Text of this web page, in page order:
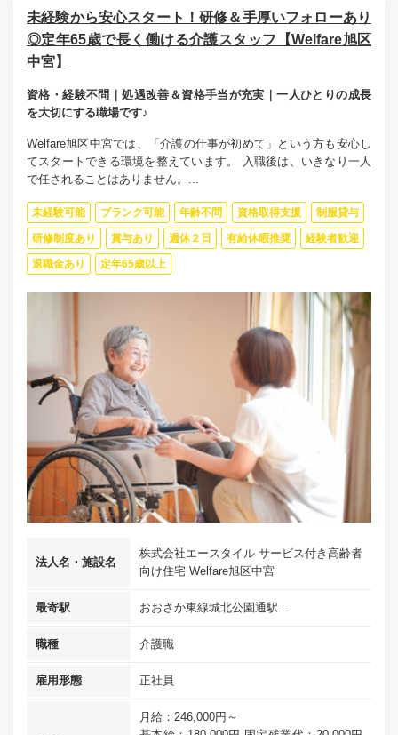
未経験から安心スタート！研修＆手厚いフォローあり
◎定年65歳で長く働ける介護スタッフ【Welfare旭区
中宮】
資格・経験不問｜処遇改善＆資格手当が充実｜一人ひとりの成長
を大切にする職場です♪
Welfare旭区中宮では、「介護の仕事が初めて」という方も安心し
てスタートできる環境を整えています。 入職後は、いきなり一人
で任されることはありません。...
未経験可能 ブランク可能 年齢不問 資格取得支援 制服貸与
研修制度あり 賞与あり 週休２日 有給休暇推奨 経験者歓迎
退職金あり 定年65歳以上
法人名・施設名
株式会社エースタイル サービス付き高齢者
向け住宅 Welfare旭区中宮
最寄駅 おおさか東線城北公園通駅...
職種 介護職
雇用形態 正社員
月給：246,000円～